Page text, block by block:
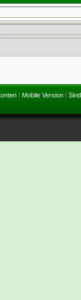
| Mobile Version |